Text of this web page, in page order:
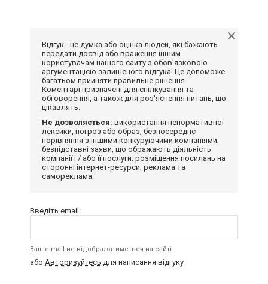
Відгук - це думка або оцінка людей, які бажають
передати досвід або враження іншим
користувачам нашого сайту з обов'язковою
аргументацією залишеного відгука. Це допоможе
багатьом прийняти правильне рішення.
Коментарі призначені для спілкування та
обговорення, а також для роз'яснення питань, що
цікавлять.
Не дозволяється: використання ненормативної
лексики, погроз або образ; безпосереднє
порівняння з іншими конкуруючими компаніями;
безпідставні заяви, що ображають діяльність
компанії і / або її послуги; розміщення посилань на
сторонні інтернет-ресурси; реклама та
самореклама.
Введіть email:
Ваш e-mail не відображатиметься на сайті
або Авторизуйтесь для написання відгуку